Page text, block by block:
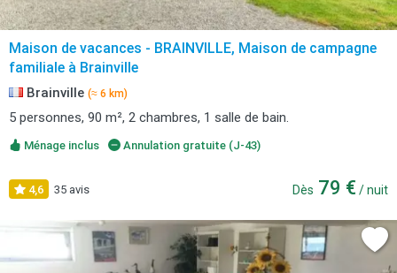
Maison de vacances - BRAINVILLE, Maison de campagne
familiale à Brainville
Brainville (≈ 6 km)
5 personnes, 90 m², 2 chambres, 1 salle de bain.
Ménage inclus Annulation gratuite (J-43)
4,6 35 avis Dès 79 € / nuit